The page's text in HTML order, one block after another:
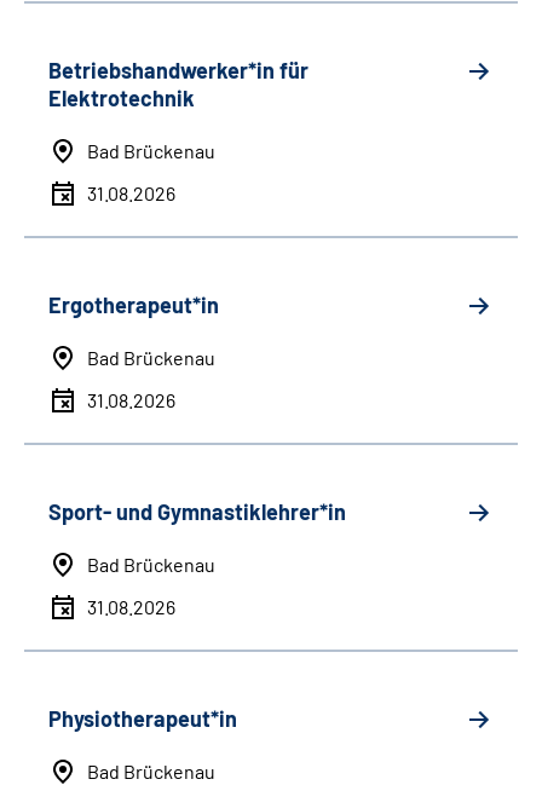
Betriebshandwerker*in für
Elektrotechnik
Bad Brückenau
31.08.2026
Ergotherapeut*in
Bad Brückenau
31.08.2026
Sport- und Gymnastiklehrer*in
Bad Brückenau
31.08.2026
Physiotherapeut*in
Bad Brückenau